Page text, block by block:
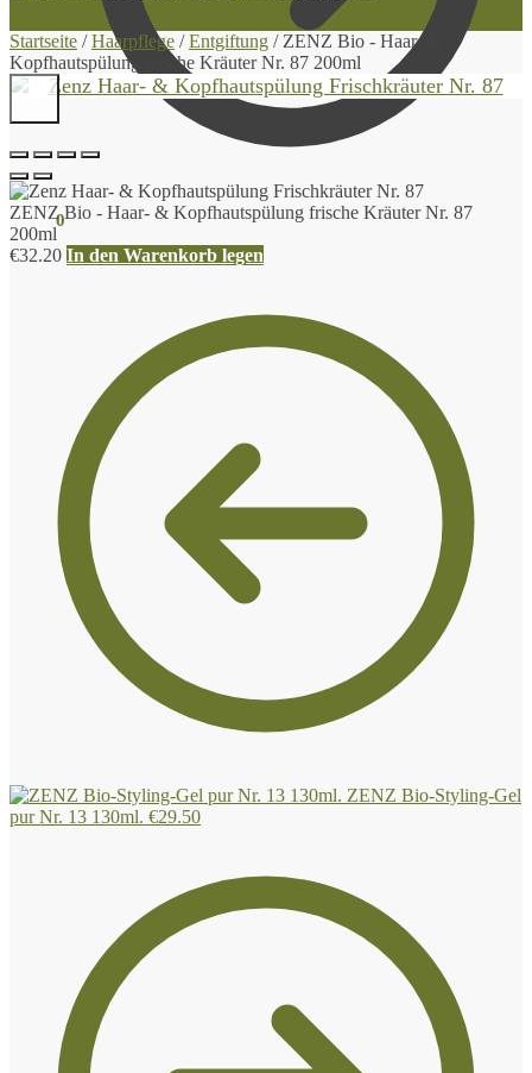
€0.00 0
Startseite /Haarpflege /Entgiftung / ZENZ Bio - Haar- &
Kopfhautspülung frische Kräuter Nr. 87 200ml
ZENZ Bio - Haar- & Kopfhautspülung frische Kräuter Nr. 87
200ml
€32.20 In den Warenkorb legen
ZENZ Bio-Styling-Gel
pur Nr. 13 130ml. €29.50